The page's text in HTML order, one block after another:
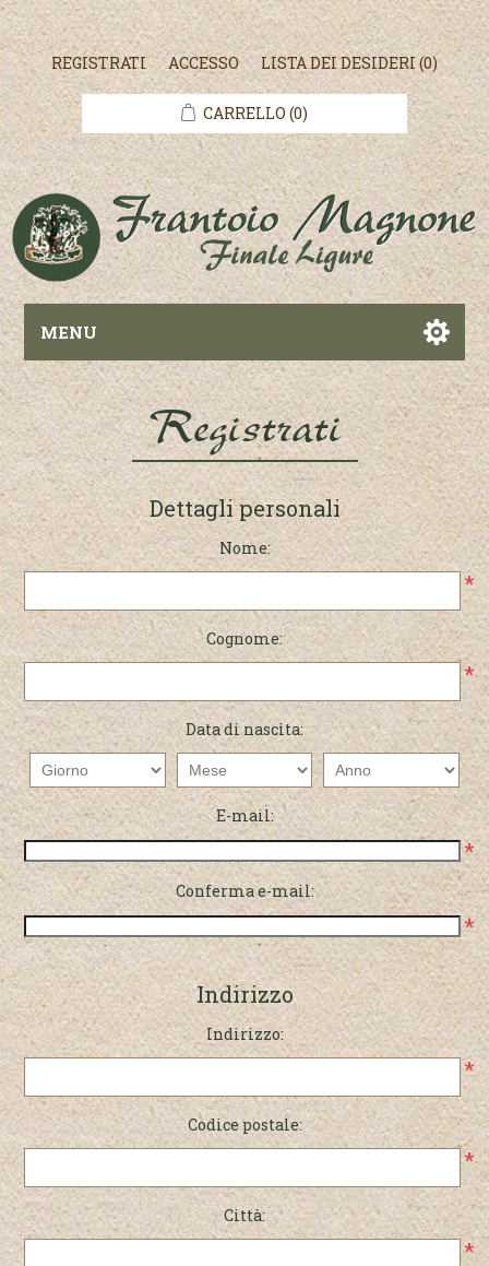
REGISTRATI ACCESSO LISTA DEI DESIDERI(0)
CARRELLO (0)
MENU
Registrati
Dettagli personali
Nome:
*
Cognome:
*
Data di nascita:
E-mail:
*
Conferma e-mail:
*
Indirizzo
Indirizzo:
*
Codice postale:
*
Città:
*